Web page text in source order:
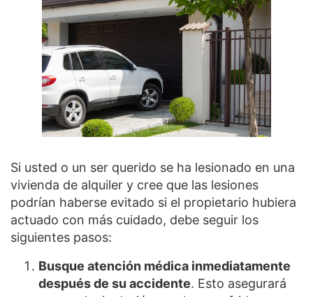
Si usted o un ser querido se ha lesionado en una
vivienda de alquiler y cree que las lesiones
podrían haberse evitado si el propietario hubiera
actuado con más cuidado, debe seguir los
siguientes pasos:
Busque atención médica inmediatamente
después de su accidente. Esto asegurará